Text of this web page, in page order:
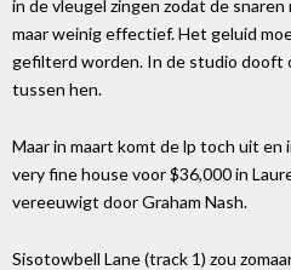
in de vleugel zingen zodat de
maar weinig effectief. Het geluid
gefilterd worden. In de studio
tussen hen.
Maar in maart komt de lp toch uit en
very fine house voor $36,000 in
vereeuwigt door Graham Nash.
Sisotowbell Lane (track 1) zou